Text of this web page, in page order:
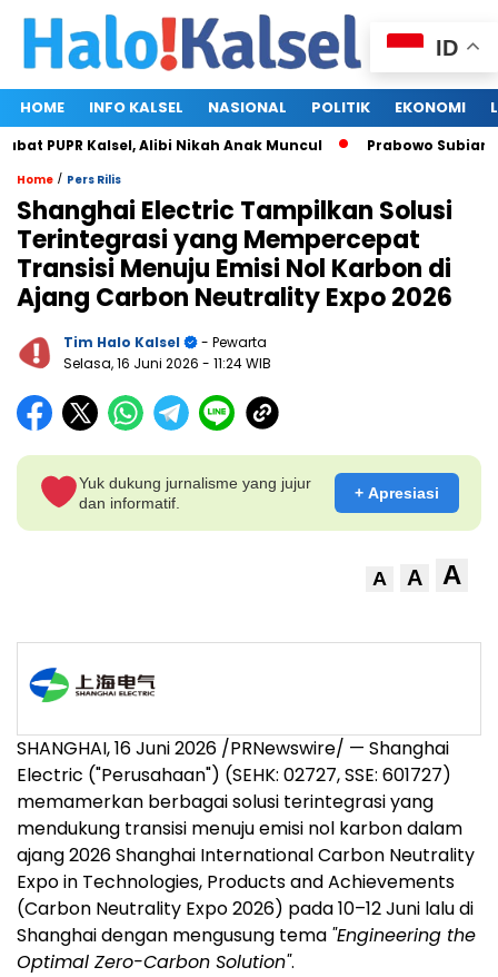
HOME INFO KALSEL NASIONAL POLITIK EKONOMI
PUPR Kalsel, Alibi Nikah Anak Muncul Prabowo Subianto
Home / Pers Rilis
Shanghai Electric Tampilkan Solusi
Terintegrasi yang Mempercepat
Transisi Menuju Emisi Nol Karbon di
Ajang Carbon Neutrality Expo 2026
Tim Halo Kalsel
- Pewarta
Selasa, 16 Juni 2026 - 11:24 WIB
Yuk dukung jurnalisme yang jujur
dan informatif.
+ Apresiasi
A A A
SHANGHAI, 16 Juni 2026 /PRNewswire/ — Shanghai
Electric ("Perusahaan") (SEHK: 02727, SSE: 601727)
memamerkan berbagai solusi terintegrasi yang
mendukung transisi menuju emisi nol karbon dalam
ajang 2026 Shanghai International Carbon Neutrality
Expo in Technologies, Products and Achievements
(Carbon Neutrality Expo 2026) pada 10–12 Juni lalu di
Shanghai dengan mengusung tema "Engineering the
Optimal Zero-Carbon Solution".
ID